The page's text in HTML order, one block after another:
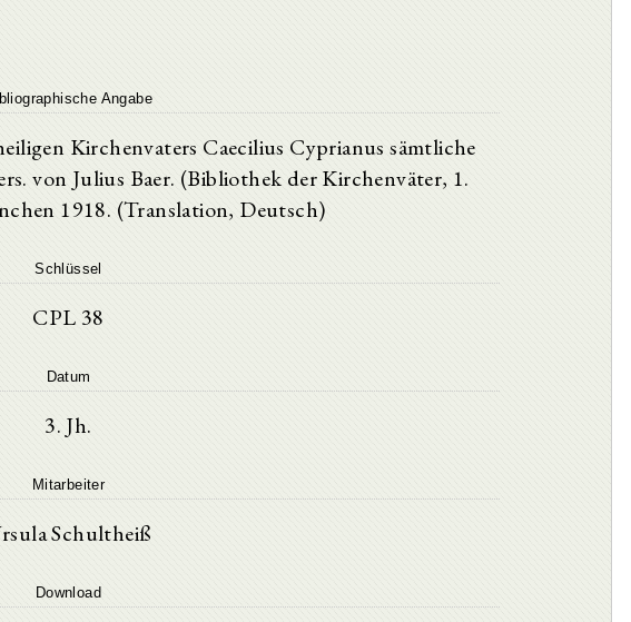
Angabe
Kirchenvaters Caecilius Cyprianus sämtliche
von Julius Baer. (Bibliothek der Kirchenväter, 1.
1918. (Translation, Deutsch)
Schlüssel
CPL 38
Datum
3. Jh.
Mitarbeiter
Schultheiß
Download